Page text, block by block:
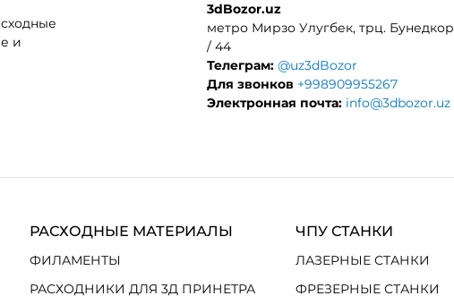
и
3dBozor.uz
метро Мирзо Улугбек, трц. Бунедкор
/ 44
Телеграм: @uz3dBozor
Для звонков +998909955267
Электронная почта: info@3dbozor.uz
РАСХОДНЫЕ МАТЕРИАЛЫ
ФИЛАМЕНТЫ
РАСХОДНИКИ ДЛЯ 3Д ПРИНЕТРА
ЧПУ СТАНКИ
ЛАЗЕРНЫЕ СТАНКИ
ФРЕЗЕРНЫЕ СТАНКИ